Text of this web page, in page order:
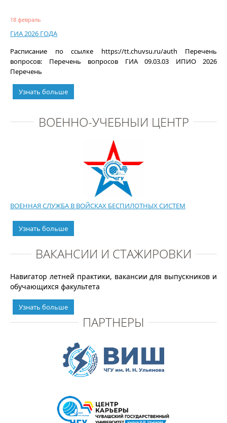
18 февраль
ГИА 2026 ГОДА
Расписание по ссылке https://tt.chuvsu.ru/auth Перечень
вопросов: Перечень вопросов ГИА 09.03.03 ИПИО 2026
Перечень
Узнать больше
ВОЕННО-УЧЕБНЫЙ ЦЕНТР
ВОЕННАЯ СЛУЖБА В ВОЙСКАХ БЕСПИЛОТНЫХ СИСТЕМ
Узнать больше
ВАКАНСИИ И СТАЖИРОВКИ
Навигатор летней практики, вакансии для выпускников и
обучающихся факультета
Узнать больше
ПАРТНЕРЫ